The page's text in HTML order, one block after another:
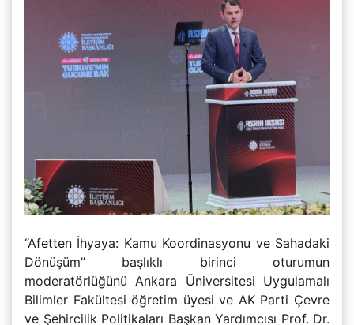
“Afetten İhyaya: Kamu Koordinasyonu ve Sahadaki
Dönüşüm” başlıklı birinci oturumun
moderatörlüğünü Ankara Üniversitesi Uygulamalı
Bilimler Fakültesi öğretim üyesi ve AK Parti Çevre
ve Şehircilik Politikaları Başkan Yardımcısı Prof. Dr.